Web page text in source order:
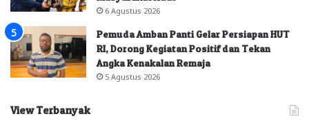
6 Agustus 2026
Pemuda Amban Panti Gelar Persiapan HUT
RI, Dorong Kegiatan Positif dan Tekan
Angka Kenakalan Remaja
5 Agustus 2026
View Terbanyak